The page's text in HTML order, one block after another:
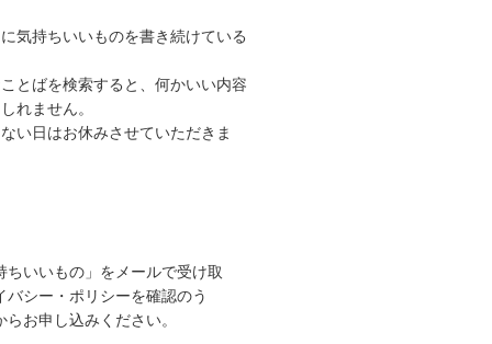
気持ちいいものを書き続けている
とばを検索すると、何かいい内容
れません。
い日はお休みさせていただきま
ちいいもの」をメールで受け取
バシー・ポリシーを確認のう
らお申し込みください。